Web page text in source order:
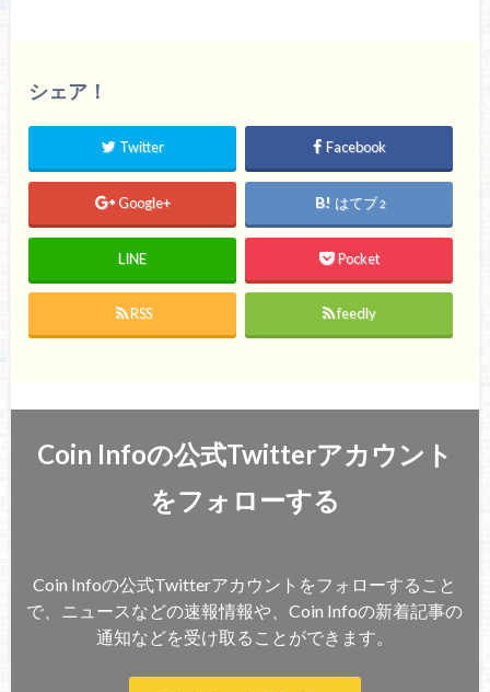
シェア！
Twitter Facebook
Google+ はてブ2
LINE Pocket
RSS feedly
Coin Infoの公式Twitterアカウント
をフォローする
Coin Infoの公式Twitterアカウントをフォローすること
で、ニュースなどの速報情報や、Coin Infoの新着記事の
通知などを受け取ることができます。